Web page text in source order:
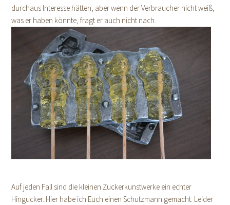
durchaus Interesse hätten, aber wenn der Verbraucher nicht weiß,
was er haben könnte, fragt er auch nicht nach.
Auf jeden Fall sind die kleinen Zuckerkunstwerke ein echter
Hingucker. Hier habe ich Euch einen Schutzmann gemacht. Leider